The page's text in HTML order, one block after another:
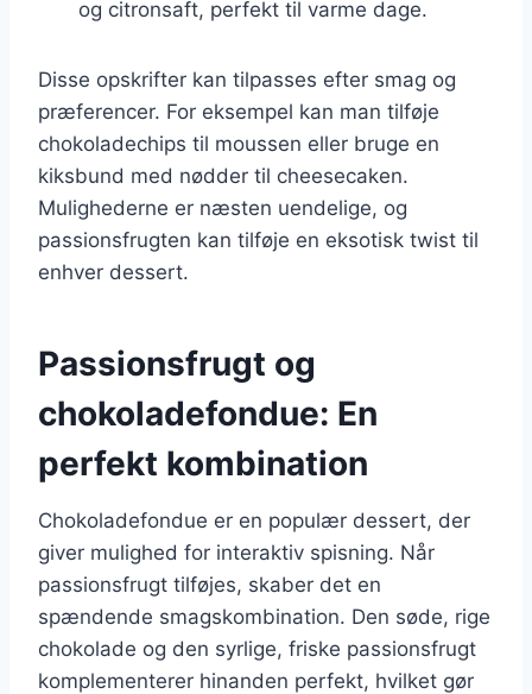
og citronsaft, perfekt til varme dage.
Disse opskrifter kan tilpasses efter smag og
præferencer. For eksempel kan man tilføje
chokoladechips til moussen eller bruge en
kiksbund med nødder til cheesecaken.
Mulighederne er næsten uendelige, og
passionsfrugten kan tilføje en eksotisk twist til
enhver dessert.
Passionsfrugt og
chokoladefondue: En
perfekt kombination
Chokoladefondue er en populær dessert, der
giver mulighed for interaktiv spisning. Når
passionsfrugt tilføjes, skaber det en
spændende smagskombination. Den søde, rige
chokolade og den syrlige, friske passionsfrugt
komplementerer hinanden perfekt, hvilket gør